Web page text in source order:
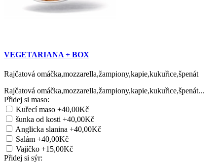
VEGETARIANA + BOX
Rajčatová omáčka,mozzarella,žampiony,kapie,kukuřice,špenát
Rajčatová omáčka,mozzarella,žampiony,kapie,kukuřice,špenát...
Přidej si maso:
Kuřecí maso +40,00Kč
šunka od kosti +40,00Kč
Anglicka slanina +40,00Kč
Salám +40,00Kč
Vajíčko +15,00Kč
Přidej si sýr: